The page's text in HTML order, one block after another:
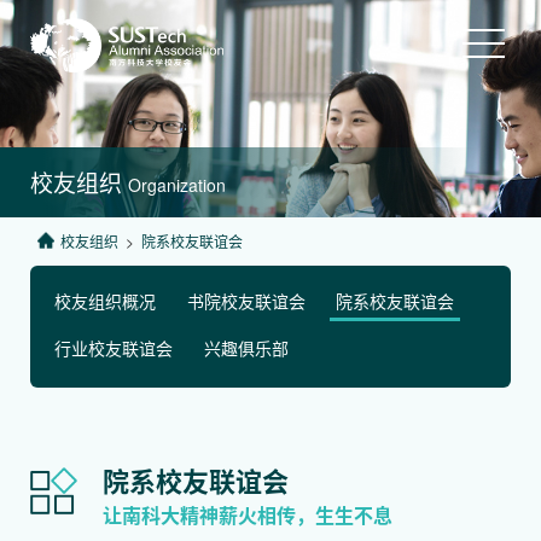
校友组织Organization
校友组织 > 院系校友联谊会
校友组织概况 书院校友联谊会
院系校友联谊会
行业校友联谊会
兴趣俱乐部
院系校友联谊会
让南科大精神薪火相传，生生不息